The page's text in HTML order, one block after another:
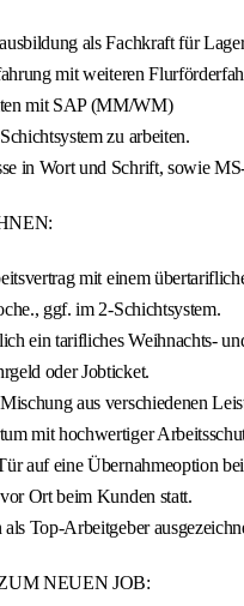
als Fachkraft für
mit weiteren
mit SAP (MM/WM)
zu arbeiten.
in Wort und Schrift, sowie
mit einem
ggf. im 2-Schichtsystem.
ein tarifliches Weihnachts-
oder Jobticket.
aus verschiedenen
mit hochwertiger
auf eine Übernahmeoption
Ort beim Kunden statt.
als Top-Arbeitgeber
NEUEN JOB: